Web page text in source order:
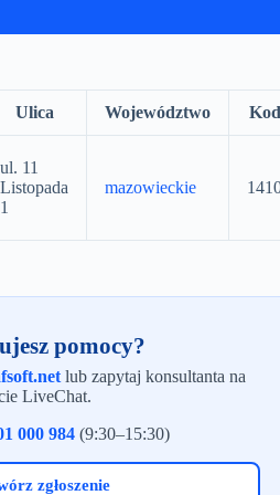
Ulica Województwo Kod
ul. 11
Listopada
1
mazowieckie
pomocy?
lub zapytaj konsultanta na
LiveChat.
000 984(9:30–15:30)
zgłoszenie